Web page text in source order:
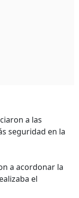
a las
seguridad en la
a acordonar la
el